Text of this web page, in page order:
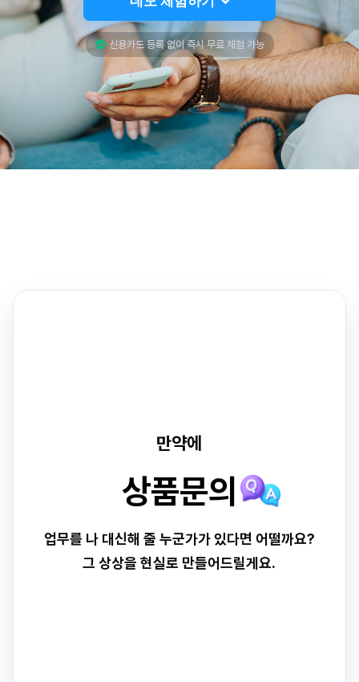
신용카드 등록 없이 즉시 무료 체험 가능
만약에
업무를 나 대신해 줄 누군가가 있다면 어떨까요?
그 상상을 현실로 만들어드릴게요.
병원예약